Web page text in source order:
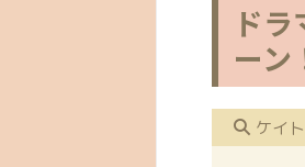
ド
ーン
ケイ